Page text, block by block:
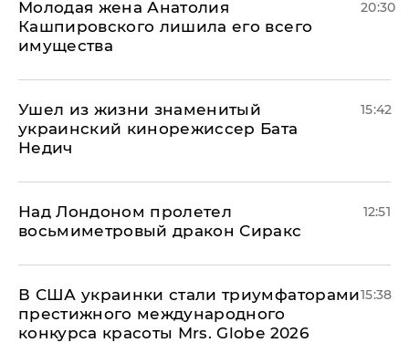
Молодая жена Анатолия
Кашпировского лишила его всего
имущества
20:30
Ушел из жизни знаменитый
украинский кинорежиссер Бата
Недич
15:42
Над Лондоном пролетел
восьмиметровый дракон Сиракс
12:51
В США украинки стали триумфаторами
престижного международного
конкурса красоты Mrs. Globe 2026
15:38